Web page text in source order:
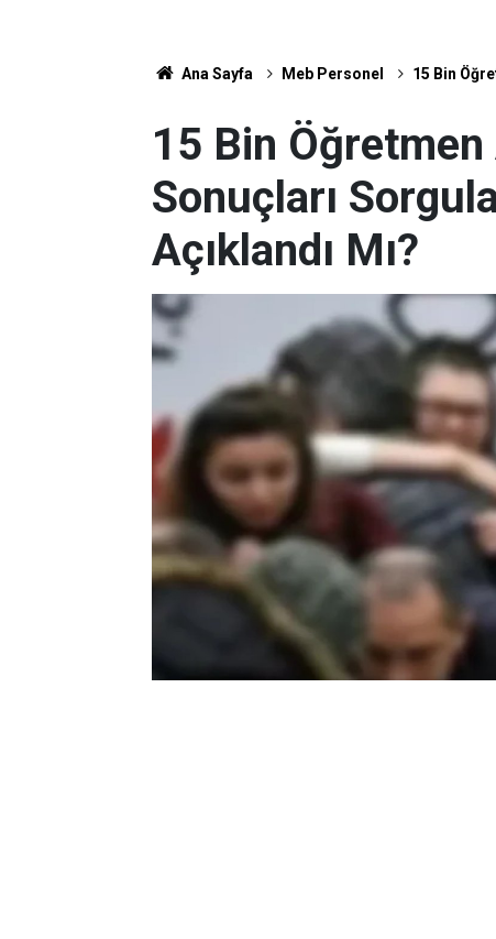
Ana Sayfa Meb Personel 15 Bin
15 Bin
Sonuçları
Açıklandı Mı?